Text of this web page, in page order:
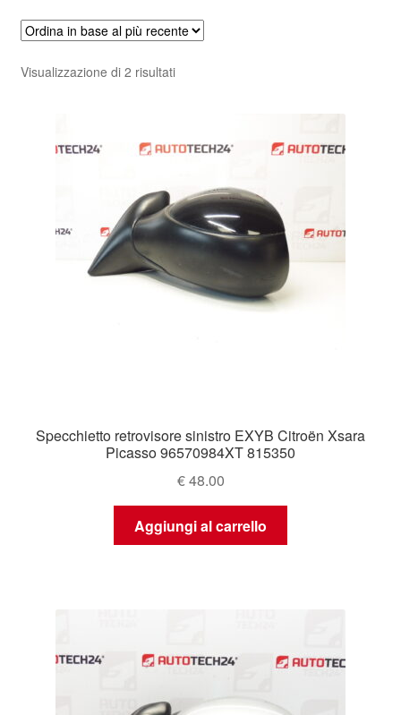
Visualizzazione di 2 risultatiOrdina
più
Specchietto retrovisore sinistro EXYB Citroën Xsara
Picasso 96570984XT 815350
€48.00
Aggiungi al carrello